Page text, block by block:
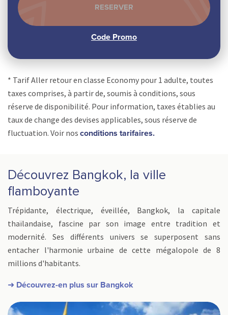
* Tarif Aller retour en classe Economy pour 1 adulte, toutes
taxes comprises, à partir de, soumis à conditions, sous
réserve de disponibilité. Pour information, taxes établies au
taux de change des devises applicables, sous réserve de
fluctuation. Voir nos conditions tarifaires.
Découvrez Bangkok, la ville
flamboyante
Trépidante, électrique, éveillée, Bangkok, la capitale
thaïlandaise, fascine par son image entre tradition et
modernité. Ses différents univers se superposent sans
entacher l'harmonie urbaine de cette mégalopole de 8
millions d'habitants.
➜ Découvrez-en plus sur Bangkok